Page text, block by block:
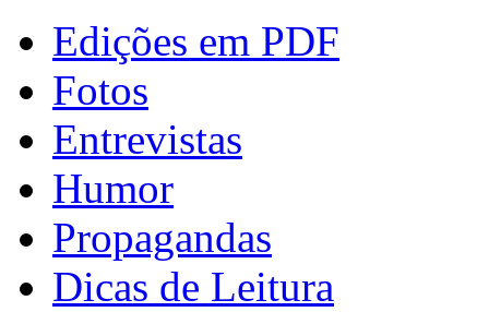
Edições em PDF
Fotos
Entrevistas
Humor
Propagandas
Dicas de Leitura